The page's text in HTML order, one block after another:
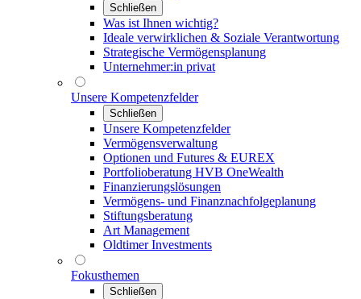
Schließen
Was ist Ihnen wichtig?
Ideale verwirklichen & Soziale Verantwortung
Strategische Vermögensplanung
Unternehmer:in privat
Unsere Kompetenzfelder
Schließen
Unsere Kompetenzfelder
Vermögensverwaltung
Optionen und Futures & EUREX
Portfolioberatung HVB OneWealth
Finanzierungslösungen
Vermögens- und Finanznachfolgeplanung
Stiftungsberatung
Art Management
Oldtimer Investments
Fokusthemen
Schließen